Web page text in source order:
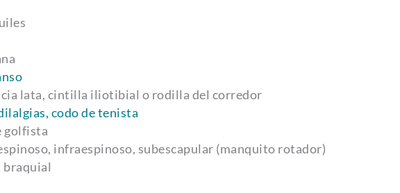
lata, cintilla iliotibial o rodilla del corredor
codo de tenista
golfista
infraespinoso, subescapular (manquito rotador)
braquial